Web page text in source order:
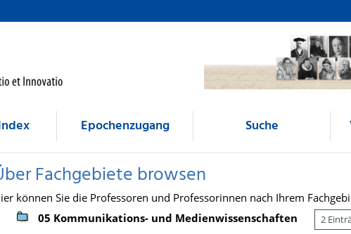
Epochenzugang Suche
Fachgebiete browsen
können Sie die Professoren und Professorinnen nach Ihrem
05 Kommunikations- und Medienwissenschaften
2